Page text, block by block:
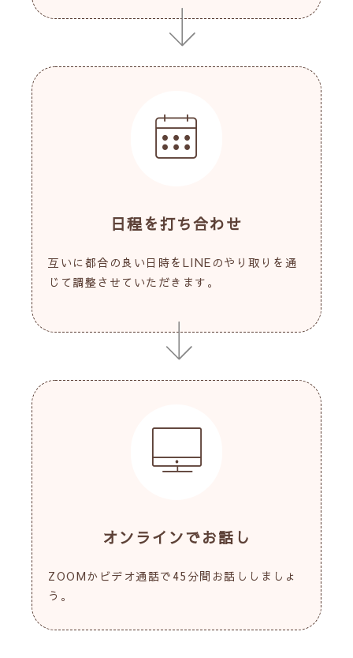
日程を打ち合わせ
互いに都合の良い日時をLINEのやり取りを通
じて調整させていただきます。
オンラインでお話し
ZOOMかビデオ通話で45分間お話ししましょ
う。